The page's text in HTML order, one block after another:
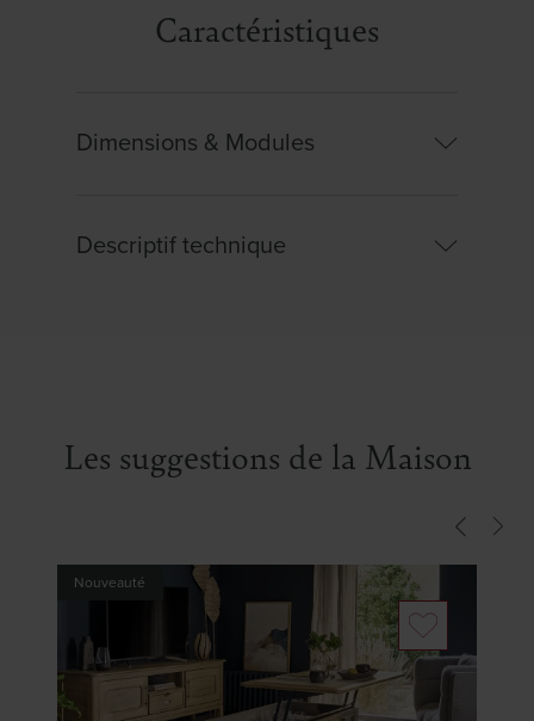
Caractéristiques
Dimensions & Modules
Largeur : 90cm
Descriptif technique
Les suggestions de la Maison
Nouveauté